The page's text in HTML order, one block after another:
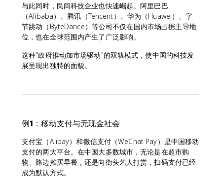
与此同时，民间科技企业也快速崛起。阿里巴巴
（Alibaba）、腾讯（Tencent）、华为（Huawei）、字
节跳动（ByteDance）等公司不仅在国内市场占据主导地
位，也在全球范围内产生了广泛影响。
这种"政府推动加市场驱动"的双轨模式，使中国的科技发
展呈现出独特的面貌。
例1：移动支付与无现金社会
支付宝（Alipay）和微信支付（WeChat Pay）是中国移动
支付的两大平台。在中国大多数城市，无论是在超市购
物、路边摊买早餐，还是向街头艺人打赏，扫码支付已经
成为默认方式。